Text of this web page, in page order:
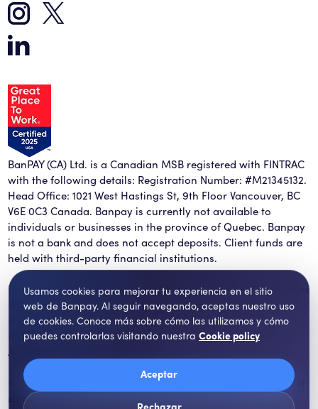
BanPAY (CA) Ltd. is a Canadian MSB registered with FINTRAC
with the following details: Registration Number: #M21345132.
Head Office: 1021 West Hastings St, 9th Floor Vancouver, BC
V6E 0C3 Canada. Banpay is currently not available to
individuals or businesses in the province of Quebec. Banpay
is not a bank and does not accept deposits. Client funds are
held with third-party financial institutions.
Payment services for US customers are provided by Airwallex
US, LLC (NMLS #1928093), a licensed money transmitter in
most states.
If you have concerns or wish to obtain information about
Airwallex's licenses,
© 2026 Banpay. Todos los derechos reservados. | Versión del
sitio web 9.4.0
Usamos cookies para mejorar tu experiencia en el sitio
web de Banpay. Al seguir navegando, aceptas nuestro uso
de cookies. Conoce más sobre cómo las utilizamos y cómo
puedes controlarlas visitando nuestra Cookie policy
Aceptar